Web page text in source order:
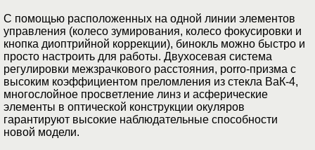
С помощью расположенных на одной линии элементов
управления (колесо зумирования, колесо фокусировки и
кнопка диоптрийной коррекции), бинокль можно быстро и
просто настроить для работы. Двухосевая система
регулировки межзрачкового расстояния, porro-призма с
высоким коэффициентом преломления из стекла ВаК-4,
многослойное просветление линз и асферические
элементы в оптической конструкции окуляров
гарантируют высокие наблюдательные способности
новой модели.